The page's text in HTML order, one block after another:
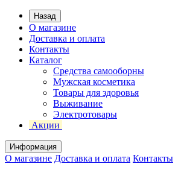
Назад
О магазине
Доставка и оплата
Контакты
Каталог
Средства самооборны
Мужская косметика
Товары для здоровья
Выживание
Электротовары
Акции
Информация
О магазине Доставка и оплата Контакты